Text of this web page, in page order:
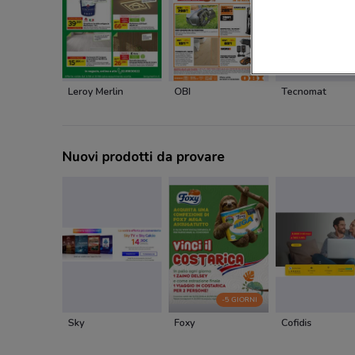
Leroy Merlin OBI Tecnomat
Nuovi prodotti da provare
Sky
-5 GIORNI
Foxy Cofidis